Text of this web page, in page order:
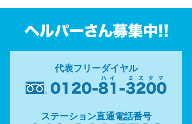
代表フリーダイヤル
ステーション直通電話番号